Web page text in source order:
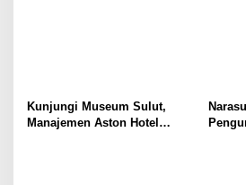
Kunjungi Museum Sulut,
Manajemen Aston Hotel